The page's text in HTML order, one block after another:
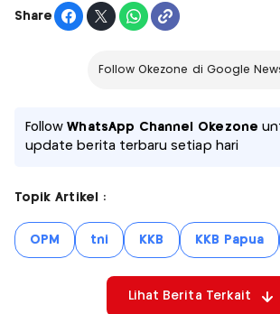
Share
Follow Okezone di Google
FollowWhatsApp Channel Okezone
update berita terbaru setiap hari
Topik Artikel :
OPM tni KKB KKB Papua
Lihat Berita Terkait